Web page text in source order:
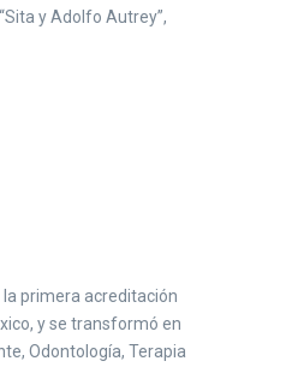
y Adolfo Autrey”,
la primera acreditación
y se transformó en
Odontología, Terapia